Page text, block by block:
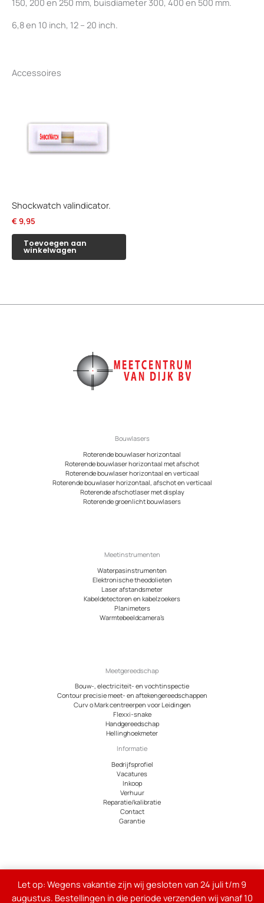
Let op: Wegens vakantie zijn wij gesloten van 24 juli t/m 9
augustus. Bestellingen in die periode verzenden wij vanaf 10
150, 200 en 250 mm, buisdiameter 300, 400 en 500 mm.
6,8 en 10 inch, 12 – 20 inch.
Accessoires
Shockwatch valindicator.
€ 9,95
Toevoegen aan
winkelwagen
Bouwlasers
Roterende bouwlaser horizontaal
Roterende bouwlaser horizontaal met afschot
Roterende bouwlaser horizontaal en verticaal
Roterende bouwlaser horizontaal, afschot en verticaal
Roterende afschotlaser met display
Roterende groenlicht bouwlasers
Meetinstrumenten
Waterpasinstrumenten
Elektronische theodolieten
Laser afstandsmeter
Kabeldetectoren en kabelzoekers
Planimeters
Warmtebeeldcamera’s
Meetgereedschap
Bouw-, electriciteit- en vochtinspectie
Contour precisie meet- en aftekengereedschappen
Curv o Mark centreerpen voor Leidingen
Flexxi-snake
Handgereedschap
Hellinghoekmeter
Informatie
Bedrijfsprofiel
Vacatures
Inkoop
Verhuur
Reparatie/kalibratie
Contact
Garantie
Alle genoemde bedragen op de site zijn exclusief 21% btw